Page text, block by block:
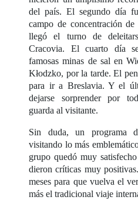
del país. El segundo día
campo de concentración
llegó el turno de
Cracovia. El cuarto día
famosas minas de sal en
Kłodzko, por la tarde. El
para ir a Breslavia. Y el
dejarse sorprender por
guarda al visitante.
Sin duda, un programa
visitando lo más
grupo quedó muy
dieron críticas muy
meses para que vuelva el
más el tradicional viaje